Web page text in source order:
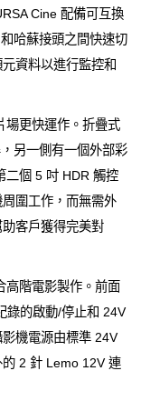
Cine 配備可互換
哈蘇接頭之間快速切
資料以進行監控和
場更快運作。折疊式
另一側有一個外部彩
二個 5 吋 HDR 觸控
圍工作，而無需外
客戶獲得完美對
高階電影製作。前面
錄的啟動/停止和 24V
機電源由標準 24V
2 針 Lemo 12V 連